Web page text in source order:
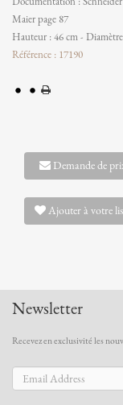
Maier page 87
Hauteur : 46 cm -
Référence : 17190
Demande de
Ajouter à votre
Newsletter
Recevez en exclusivité les